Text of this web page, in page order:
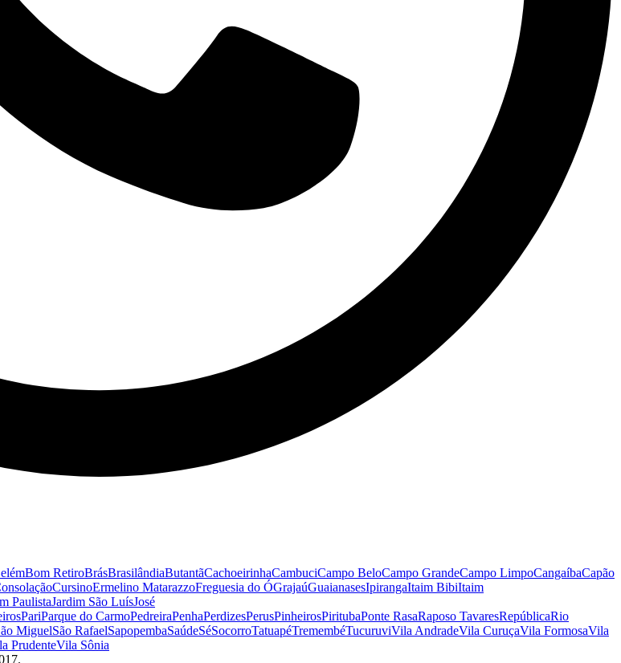
Bom RetiroBrásBrasilândiaButantãCachoeirinhaCambuciCampo BeloCampo GrandeCampo LimpoCangaíbaCapão
CursinoErmelino MatarazzoFreguesia do ÓGrajaúGuaianasesIpirangaItaim BibiItaim
PaulistaJardim São LuísJosé
PariParque do CarmoPedreiraPenhaPerdizesPerusPinheirosPiritubaPonte RasaRaposo TavaresRepúblicaRio
MiguelSão RafaelSapopembaSaúdeSéSocorroTatuapéTremembéTucuruviVila AndradeVila CuruçaVila FormosaVila
PrudenteVila Sônia